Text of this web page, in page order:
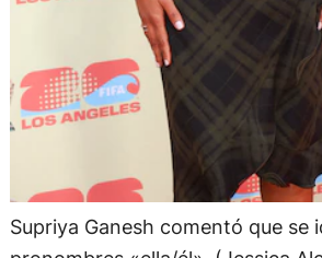
Supriya Ganesh comentó que se